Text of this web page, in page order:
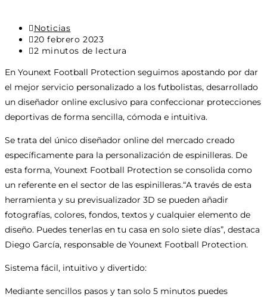
Categoría
de
la
Noticias
Última
modificación
la
entrada:
20 febrero 2023
Tiempo
lectura:
2 minutos de lectura
En Younext Football Protection seguimos apostando por dar
el mejor servicio personalizado a los futbolistas, desarrollado
un diseñador online exclusivo para confeccionar protecciones
deportivas de forma sencilla, cómoda e intuitiva.
Se trata del único diseñador online del mercado creado
específicamente para la personalización de espinilleras. De
esta forma, Younext Football Protection se consolida como
un referente en el sector de las espinilleras.“A través de esta
herramienta y su previsualizador 3D se pueden añadir
fotografías, colores, fondos, textos y cualquier elemento de
diseño. Puedes tenerlas en tu casa en solo siete días”, destaca
Diego García, responsable de Younext Football Protection.
Sistema fácil, intuitivo y divertido:
Mediante sencillos pasos y tan solo 5 minutos puedes